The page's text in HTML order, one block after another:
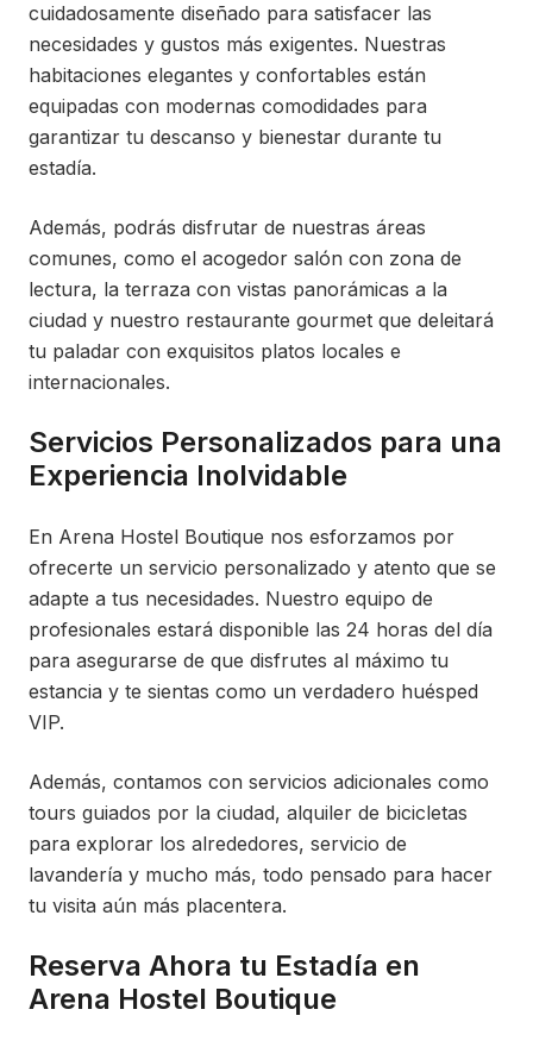
cuidadosamente diseñado para satisfacer las
necesidades y gustos más exigentes. Nuestras
habitaciones elegantes y confortables están
equipadas con modernas comodidades para
garantizar tu descanso y bienestar durante tu
estadía.
Además, podrás disfrutar de nuestras áreas
comunes, como el acogedor salón con zona de
lectura, la terraza con vistas panorámicas a la
ciudad y nuestro restaurante gourmet que deleitará
tu paladar con exquisitos platos locales e
internacionales.
Servicios Personalizados para una
Experiencia Inolvidable
En Arena Hostel Boutique nos esforzamos por
ofrecerte un servicio personalizado y atento que se
adapte a tus necesidades. Nuestro equipo de
profesionales estará disponible las 24 horas del día
para asegurarse de que disfrutes al máximo tu
estancia y te sientas como un verdadero huésped
VIP.
Además, contamos con servicios adicionales como
tours guiados por la ciudad, alquiler de bicicletas
para explorar los alrededores, servicio de
lavandería y mucho más, todo pensado para hacer
tu visita aún más placentera.
Reserva Ahora tu Estadía en
Arena Hostel Boutique